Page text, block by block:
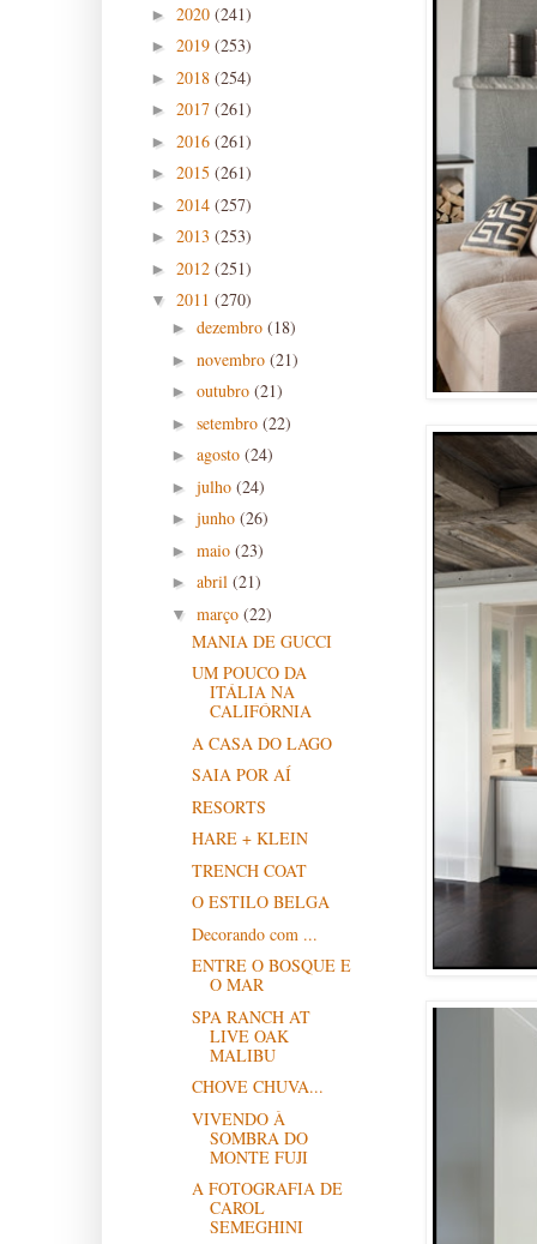
► 2020 (241)
► 2019 (253)
► 2018 (254)
► 2017 (261)
► 2016 (261)
► 2015 (261)
► 2014 (257)
► 2013 (253)
► 2012 (251)
▼ 2011 (270)
► dezembro (18)
► novembro (21)
► outubro (21)
► setembro (22)
► agosto (24)
► julho (24)
► junho (26)
► maio (23)
► abril (21)
▼ março (22)
MANIA DE GUCCI
UM POUCO DA
ITÁLIA NA
CALIFÓRNIA
A CASA DO LAGO
SAIA POR AÍ
RESORTS
HARE + KLEIN
TRENCH COAT
O ESTILO BELGA
Decorando com ...
ENTRE O BOSQUE E
O MAR
SPA RANCH AT
LIVE OAK
MALIBU
CHOVE CHUVA...
VIVENDO À
SOMBRA DO
MONTE FUJI
A FOTOGRAFIA DE
CAROL
SEMEGHINI